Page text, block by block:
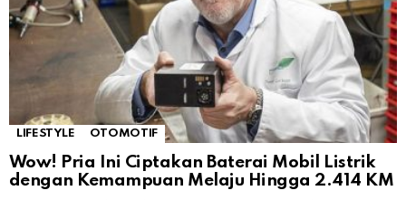
LIFESTYLE OTOMOTIF
Wow! Pria Ini Ciptakan Baterai Mobil Listrik
dengan Kemampuan Melaju Hingga 2.414 KM